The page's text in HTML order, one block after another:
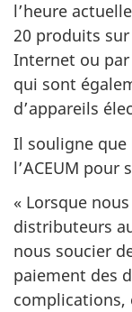
l’heure
20 produits
Internet ou
qui sont
d’appareils
Il souligne
l’ACEUM pour
« Lorsque
distributeurs
nous soucier
paiement des
complications,